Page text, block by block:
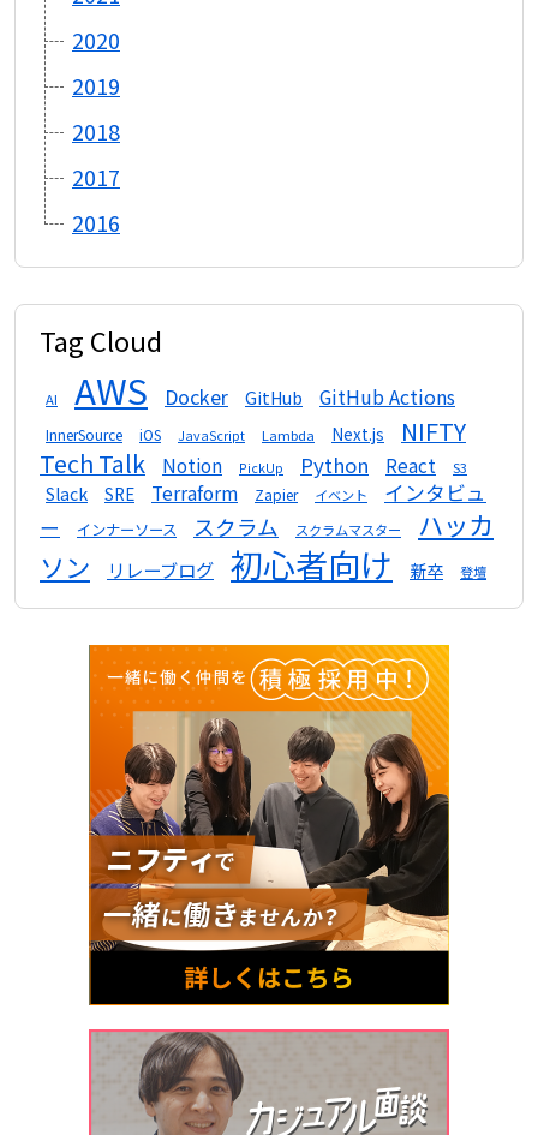
2020
2019
2018
2017
2016
Tag Cloud
AI AWS Docker GitHub GitHub Actions
InnerSource iOS JavaScript Lambda Next.js
NIFTY
Tech Talk
Notion PickUp Python React S3
Slack SRE Terraform Zapier イベント
インタビュ
ー
インナーソース スクラム スクラムマスター
ハッカ
ソン
リレーブログ 初心者向け 新卒 登壇